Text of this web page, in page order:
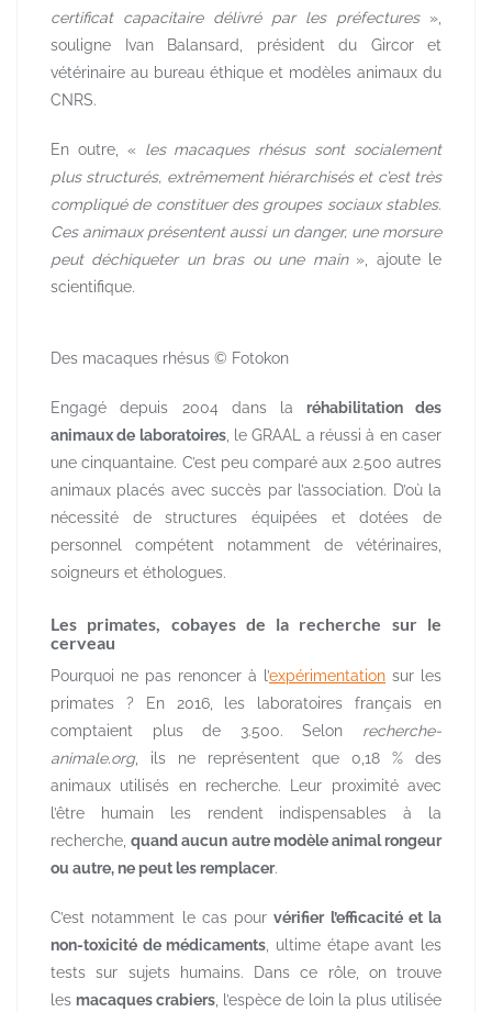
certificat capacitaire délivré par les préfectures »,
souligne Ivan Balansard, président du Gircor et
vétérinaire au bureau éthique et modèles animaux du
CNRS.
En outre, « les macaques rhésus sont socialement
plus structurés, extrêmement hiérarchisés et c’est très
compliqué de constituer des groupes sociaux stables.
Ces animaux présentent aussi un danger, une morsure
peut déchiqueter un bras ou une main», ajoute le
scientifique.
Des macaques rhésus © Fotokon
Engagé depuis 2004 dans la réhabilitation des
animaux de laboratoires, le GRAAL a réussi à en caser
une cinquantaine. C’est peu comparé aux 2.500 autres
animaux placés avec succès par l’association. D’où la
nécessité de structures équipées et dotées de
personnel compétent notamment de vétérinaires,
soigneurs et éthologues.
Les primates, cobayes de la recherche sur le
cerveau
Pourquoi ne pas renoncer à l’expérimentation sur les
primates ? En 2016, les laboratoires français en
comptaient plus de 3.500. Selon recherche-
animale.org, ils ne représentent que 0,18 % des
animaux utilisés en recherche. Leur proximité avec
l’être humain les rendent indispensables à la
recherche,quand aucun autre modèle animal rongeur
ou autre, ne peut les remplacer.
C’est notamment le cas pourvérifier l’efficacité et la
non-toxicité de médicaments , ultime étape avant les
tests sur sujets humains. Dans ce rôle, on trouve
les macaques crabiers , l’espèce de loin la plus utilisée